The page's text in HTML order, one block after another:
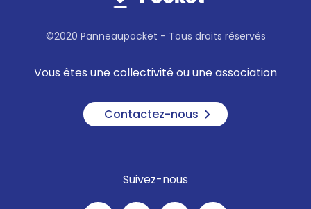
©2020 Panneaupocket - Tous droits réservés
Vous êtes une collectivité ou une association
Contactez-nous
Suivez-nous